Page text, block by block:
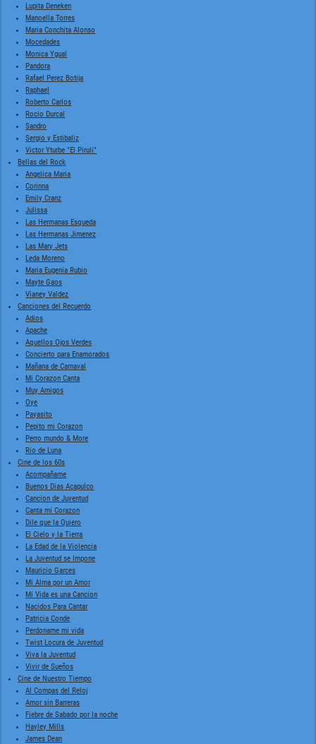
Lupita Deneken
Manoella Torres
Maria Conchita Alonso
Mocedades
Monica Ygual
Pandora
Rafael Perez Botija
Raphael
Roberto Carlos
Rocio Durcal
Sandro
Sergio y Estibaliz
Victor Yturbe "El Piruli"
Bellas del Rock
Angelica Maria
Corinna
Emily Cranz
Julissa
Las Hermanas Esqueda
Las Hermanas Jimenez
Las Mary Jets
Leda Moreno
Maria Eugenia Rubio
Mayte Gaos
Vianey Valdez
Canciones del Recuerdo
Adios
Apache
Aquellos Ojos Verdes
Concierto para Enamorados
Mañana de Carnaval
Mi Corazon Canta
Muy Amigos
Oye
Payasito
Pepito mi Corazon
Perro mundo & More
Rio de Luna
Cine de los 60s
Acompañame
Buenos Dias Acapulco
Cancion de Juventud
Canta mi Corazon
Dile que la Quiero
El Cielo y la Tierra
La Edad de la Violencia
La Juventud se Impone
Mauricio Garces
Mi Alma por un Amor
Mi Vida es una Cancion
Nacidos Para Cantar
Patricia Conde
Perdoname mi vida
Twist Locura de Juventud
Viva la Juventud
Vivir de Sueños
Cine de Nuestro Tiempo
Al Compas del Reloj
Amor sin Barreras
Fiebre de Sabado por la noche
Hayley Mills
James Dean